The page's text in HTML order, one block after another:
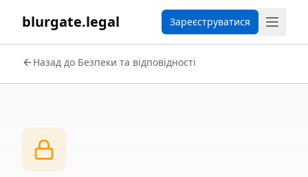
blurgate.legal Зареєструватися
Назад до Безпеки та відповідності